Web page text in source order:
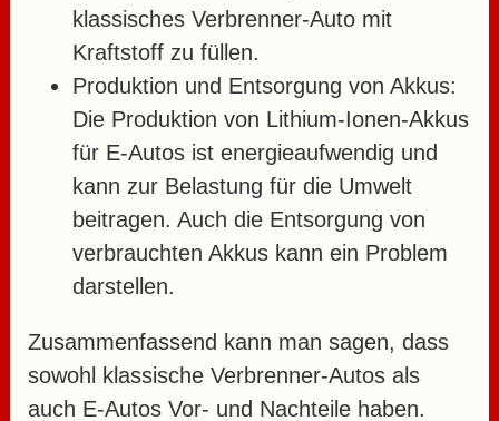
klassisches Verbrenner-Auto mit
Kraftstoff zu füllen.
Produktion und Entsorgung von Akkus:
Die Produktion von Lithium-Ionen-Akkus
für E-Autos ist energieaufwendig und
kann zur Belastung für die Umwelt
beitragen. Auch die Entsorgung von
verbrauchten Akkus kann ein Problem
darstellen.
Zusammenfassend kann man sagen, dass
sowohl klassische Verbrenner-Autos als
auch E-Autos Vor- und Nachteile haben.